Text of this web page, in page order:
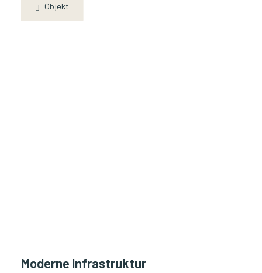
Objekt
Moderne Infrastruktur